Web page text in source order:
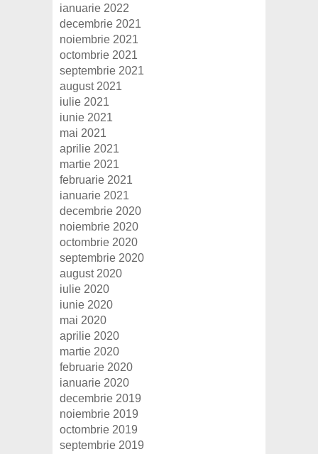
ianuarie 2022
decembrie 2021
noiembrie 2021
octombrie 2021
septembrie 2021
august 2021
iulie 2021
iunie 2021
mai 2021
aprilie 2021
martie 2021
februarie 2021
ianuarie 2021
decembrie 2020
noiembrie 2020
octombrie 2020
septembrie 2020
august 2020
iulie 2020
iunie 2020
mai 2020
aprilie 2020
martie 2020
februarie 2020
ianuarie 2020
decembrie 2019
noiembrie 2019
octombrie 2019
septembrie 2019